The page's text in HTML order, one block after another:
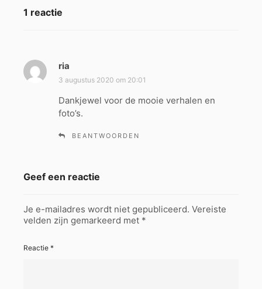
1 reactie
ria
c
r
e
3 augustus 2020 om 20:01
Dankjewel voor de mooie verhalen en
foto’s.
BEANTWOORDEN
Geef een reactie
Je e-mailadres wordt niet gepubliceerd. Vereiste
velden zijn gemarkeerd met *
Reactie *